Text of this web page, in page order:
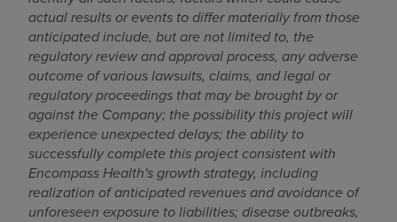
actual results or events to differ materially from those
anticipated include, but are not limited to, the
regulatory review and approval process, any adverse
outcome of various lawsuits, claims, and legal or
regulatory proceedings that may be brought by or
against the Company; the possibility this project will
experience unexpected delays; the ability to
successfully complete this project consistent with
Encompass Health's growth strategy, including
realization of anticipated revenues and avoidance of
unforeseen exposure to liabilities; disease outbreaks,